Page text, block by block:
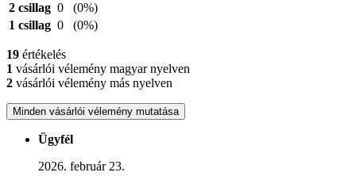
2 csillag 0
(0%)
1 csillag 0 (0%)
19 értékelés
1 vásárlói vélemény magyar nyelven
2 vásárlói vélemény más nyelven
Minden vásárlói vélemény mutatása
Ügyfél
2026. február 23.